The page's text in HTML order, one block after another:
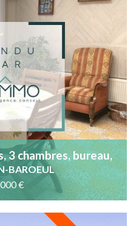
3 chambres, bureau,
jardin
BAROEUL
€